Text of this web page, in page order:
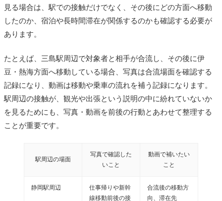
見る場合は、駅での接触だけでなく、その後にどの方面へ移動
したのか、宿泊や長時間滞在が関係するのかも確認する必要が
あります。
たとえば、三島駅周辺で対象者と相手が合流し、その後に伊
豆・熱海方面へ移動している場合、写真は合流場面を確認する
記録になり、動画は移動や乗車の流れを補う記録になります。
駅周辺の接触が、観光や出張という説明の中に紛れていないか
を見るためにも、写真・動画を前後の行動とあわせて整理する
ことが重要です。
駅周辺の場面
写真で確認した
いこと
動画で補いたい
こと
静岡駅周辺
仕事帰りや新幹
線移動前後の接
合流後の移動方
向、滞在先